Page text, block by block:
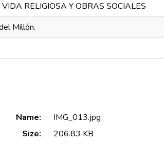
RELIGIOSA Y OBRAS SOCIALES
Millón.
Name:
IMG_013.jpg
Size:
206.83 KB